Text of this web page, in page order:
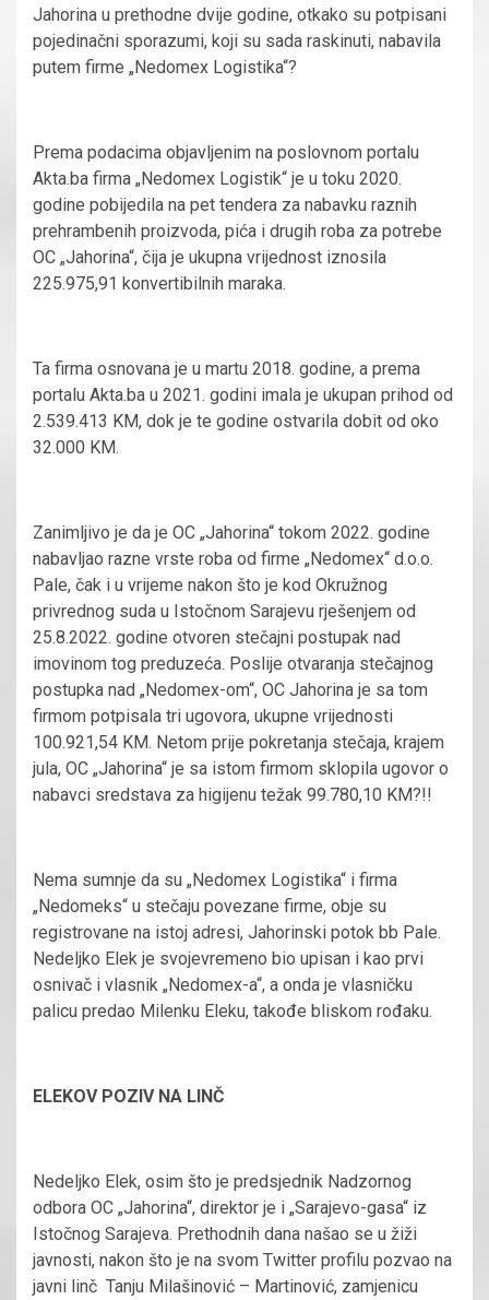
Jahorina u prethodne dvije godine, otkako su potpisani
pojedinačni sporazumi, koji su sada raskinuti, nabavila
putem firme „Nedomex Logistika“?
Prema podacima objavljenim na poslovnom portalu
Akta.ba firma „Nedomex Logistik“ je u toku 2020.
godine pobijedila na pet tendera za nabavku raznih
prehrambenih proizvoda, pića i drugih roba za potrebe
OC „Jahorina“, čija je ukupna vrijednost iznosila
225.975,91 konvertibilnih maraka.
Ta firma osnovana je u martu 2018. godine, a prema
portalu Akta.ba u 2021. godini imala je ukupan prihod od
2.539.413 KM, dok je te godine ostvarila dobit od oko
32.000 KM.
Zanimljivo je da je OC „Jahorina“ tokom 2022. godine
nabavljao razne vrste roba od firme „Nedomex“ d.o.o.
Pale, čak i u vrijeme nakon što je kod Okružnog
privrednog suda u Istočnom Sarajevu rješenjem od
25.8.2022. godine otvoren stečajni postupak nad
imovinom tog preduzeća. Poslije otvaranja stečajnog
postupka nad „Nedomex-om“, OC Jahorina je sa tom
firmom potpisala tri ugovora, ukupne vrijednosti
100.921,54 KM. Netom prije pokretanja stečaja, krajem
jula, OC „Jahorina“ je sa istom firmom sklopila ugovor o
nabavci sredstava za higijenu težak 99.780,10 KM?!!
Nema sumnje da su „Nedomex Logistika“ i firma
„Nedomeks“ u stečaju povezane firme, obje su
registrovane na istoj adresi, Jahorinski potok bb Pale.
Nedeljko Elek je svojevremeno bio upisan i kao prvi
osnivač i vlasnik „Nedomex-a“, a onda je vlasničku
palicu predao Milenku Eleku, takođe bliskom rođaku.
ELEKOV POZIV NA LINČ
Nedeljko Elek, osim što je predsjednik Nadzornog
odbora OC „Jahorina“, direktor je i „Sarajevo-gasa“ iz
Istočnog Sarajeva. Prethodnih dana našao se u žiži
javnosti, nakon što je na svom Twitter profilu pozvao na
javni linč Tanju Milašinović – Martinović, zamjenicu